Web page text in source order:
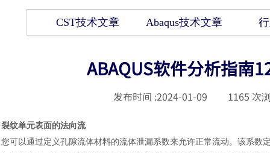
CST技术文章 Abaqus技术文章
ABAQUS软件分析指南
发布时间 :2024-01-09 1165 次
裂纹单元表面的法向流
您可以通过定义孔隙流体材料的流体泄漏系数来允许正常流动。该系